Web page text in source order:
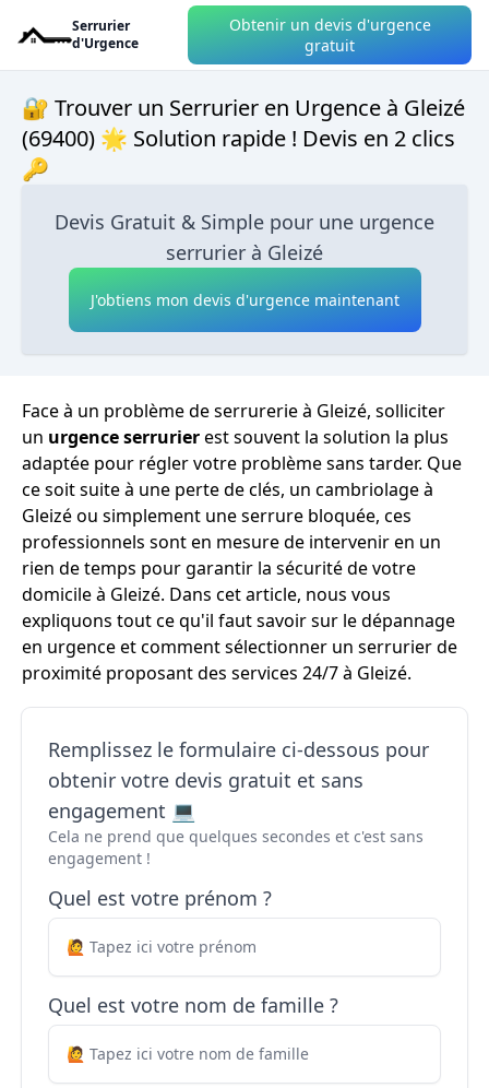
Serrurier
d'Urgence
Obtenir un devis d'urgence
gratuit
🔐 Trouver un Serrurier en Urgence à Gleizé
(69400) 🌟 Solution rapide ! Devis en 2 clics
🔑
Devis Gratuit & Simple pour une urgence
serrurier à Gleizé
J'obtiens mon devis d'urgence maintenant
Face à un problème de serrurerie à Gleizé, solliciter
un urgence serrurierest souvent la solution la plus
adaptée pour régler votre problème sans tarder. Que
ce soit suite à une perte de clés, un cambriolage à
Gleizé ou simplement une serrure bloquée, ces
professionnels sont en mesure de intervenir en un
rien de temps pour garantir la sécurité de votre
domicile à Gleizé. Dans cet article, nous vous
expliquons tout ce qu'il faut savoir sur le dépannage
en urgence et comment sélectionner un serrurier de
proximité proposant des services 24/7 à Gleizé.
Remplissez le formulaire ci-dessous pour
obtenir votre devis gratuit et sans
engagement 💻
Cela ne prend que quelques secondes et c'est sans
engagement !
Quel est votre prénom ?
Quel est votre nom de famille ?